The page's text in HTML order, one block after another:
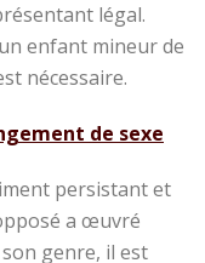
légal.
enfant mineur de
nécessaire.
de sexe
persistant et
a œuvré
genre, il est